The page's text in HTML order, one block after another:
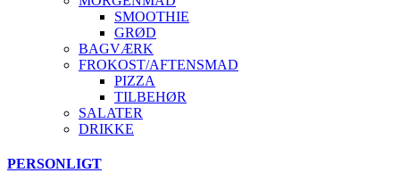
SMOOTHIE
GRØD
BAGVÆRK
FROKOST/AFTENSMAD
PIZZA
TILBEHØR
SALATER
DRIKKE
Skip
PERSONLIGT